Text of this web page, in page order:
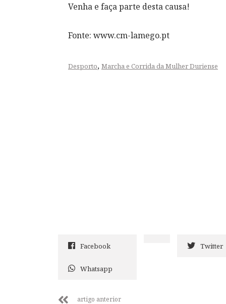
Venha e faça parte desta causa!
Fonte: www.cm-lamego.pt
Desporto, Marcha e Corrida da Mulher Duriense
Facebook Twitter
Whatsapp
artigo anterior